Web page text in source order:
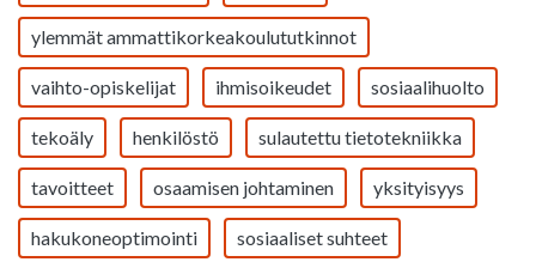
ylemmät ammattikorkeakoulututkinnot
vaihto-opiskelijat ihmisoikeudet sosiaalihuolto
tekoäly henkilöstö sulautettu tietotekniikka
tavoitteet osaamisen johtaminen yksityisyys
hakukoneoptimointi sosiaaliset suhteet